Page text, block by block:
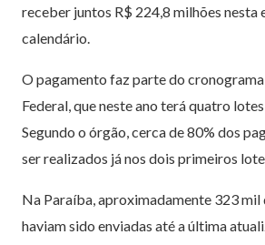
receber juntos R$ 224,8 milhões nesta
calendário.
O pagamento faz parte do
Federal, que neste ano terá quatro
Segundo o órgão, cerca de 80% dos
ser realizados já nos dois primeiros
Na Paraíba, aproximadamente 323 mil
haviam sido enviadas até a última